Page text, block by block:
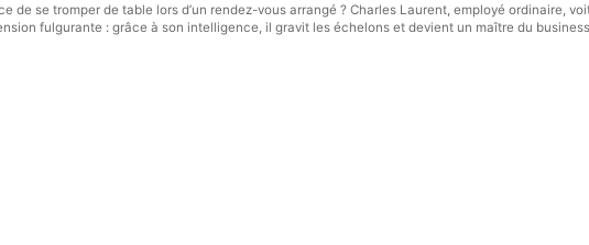
de se tromper de table lors d’un rendez-vous arrangé ? Charles Laurent, employé ordinaire,
fulgurante : grâce à son intelligence, il gravit les échelons et devient un maître du